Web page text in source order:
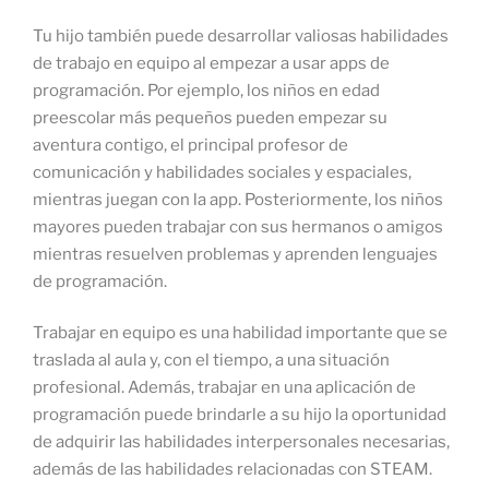
Tu hijo también puede desarrollar valiosas habilidades
de trabajo en equipo al empezar a usar apps de
programación. Por ejemplo, los niños en edad
preescolar más pequeños pueden empezar su
aventura contigo, el principal profesor de
comunicación y habilidades sociales y espaciales,
mientras juegan con la app. Posteriormente, los niños
mayores pueden trabajar con sus hermanos o amigos
mientras resuelven problemas y aprenden lenguajes
de programación.
Trabajar en equipo es una habilidad importante que se
traslada al aula y, con el tiempo, a una situación
profesional. Además, trabajar en una aplicación de
programación puede brindarle a su hijo la oportunidad
de adquirir las habilidades interpersonales necesarias,
además de las habilidades relacionadas con STEAM.